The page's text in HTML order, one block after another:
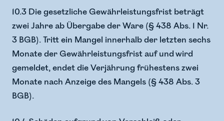
10.3 Die gesetzliche Gewährleistungsfrist beträgt
zwei Jahre ab Übergabe der Ware (§ 438 Abs. 1 Nr.
3 BGB). Tritt ein Mangel innerhalb der letzten sechs
Monate der Gewährleistungsfrist auf und wird
gemeldet, endet die Verjährung frühestens zwei
Monate nach Anzeige des Mangels (§ 438 Abs. 3
BGB).